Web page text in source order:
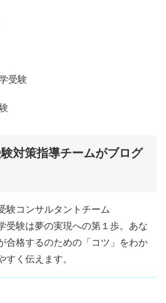
受験
対策指導チームがブログ
験コンサルタントチーム
受験は夢の実現への第１歩。あな
合格するのための「コツ」をわか
すく伝えます。